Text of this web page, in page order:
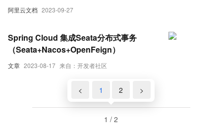
阿里云文档 2023-09-27
文章 2023-08-17 来自：开发者社区
Spring Cloud 集成Seata分布式事务
（Seata+Nacos+OpenFeign）
< 1 2 >
1 / 2